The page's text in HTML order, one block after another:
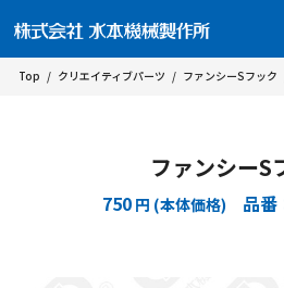
Top / クリエイティブパーツ / ファンシーSフック
ファンシーS
750 円 (本体価格) 品番